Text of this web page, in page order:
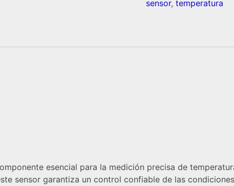
sensor, temperatura
esencial para la medición precisa de
sensor garantiza un control confiable de las